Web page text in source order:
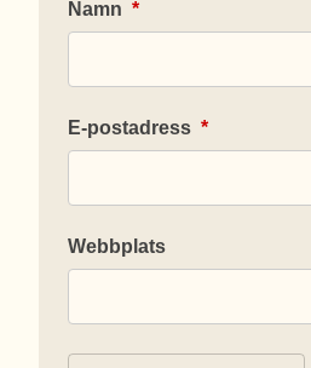
Namn *
E-postadress *
Webbplats